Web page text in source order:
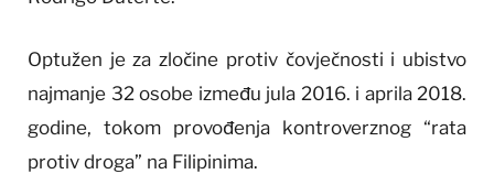
Optužen je za zločine protiv čovječnosti i ubistvo
najmanje 32 osobe između jula 2016. i aprila 2018.
godine, tokom provođenja kontroverznog “rata
protiv droga” na Filipinima.